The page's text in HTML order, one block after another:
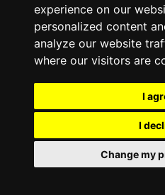
experience on our
personalized content
analyze our website
where our visitors are
I
I
Change my